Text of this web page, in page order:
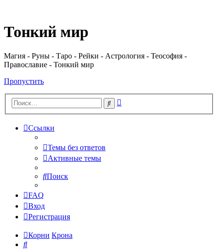
Тонкий мир
Магия - Руны - Таро - Рейки - Астрология - Теософия -
Православие - Тонкий мир
Пропустить
Поиск
Ссылки
Темы без ответов
Активные темы
Поиск
FAQ
Вход
Регистрация
Корни Крона
Поиск